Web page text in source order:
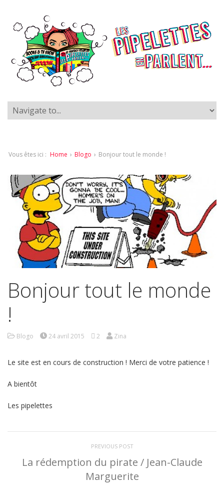
Vous êtes ici : Home › Blogo › Bonjour tout le monde !
Bonjour tout le monde
!
Blogo 24 avril 2015 2 Zina
Le site est en cours de construction ! Merci de votre patience !
A bientôt
Les pipelettes
PREVIOUS POST
La rédemption du pirate / Jean-Claude
Marguerite